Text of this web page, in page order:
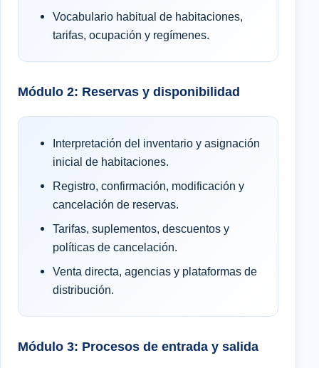
Vocabulario habitual de habitaciones,
tarifas, ocupación y regímenes.
Módulo 2: Reservas y disponibilidad
Interpretación del inventario y asignación
inicial de habitaciones.
Registro, confirmación, modificación y
cancelación de reservas.
Tarifas, suplementos, descuentos y
políticas de cancelación.
Venta directa, agencias y plataformas de
distribución.
Módulo 3: Procesos de entrada y salida